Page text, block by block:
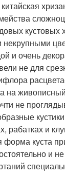
кустовых
и очень
не для
на
не
рабатках и
форма куста
и не